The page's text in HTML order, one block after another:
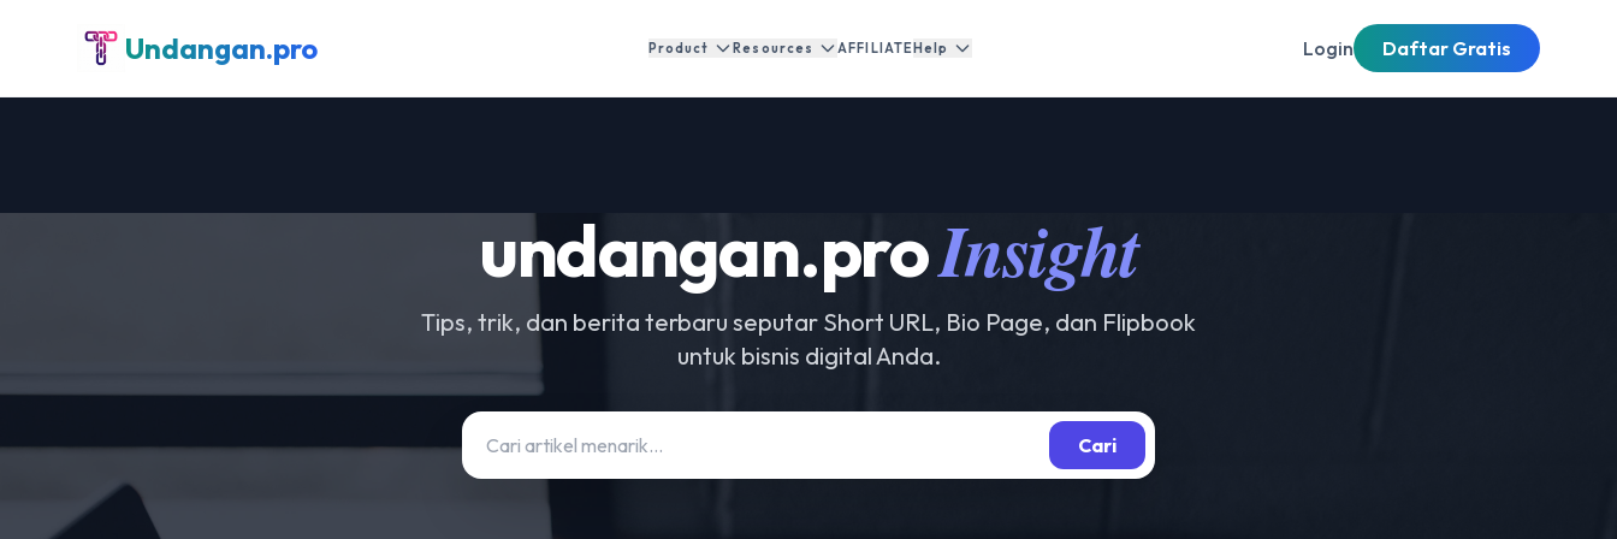
Undangan.pro Product Resources AFFILIATE Help Login Daftar Gratis
undangan.proInsight
Tips, trik, dan berita terbaru seputar Short URL, Bio Page, dan Flipbook
untuk bisnis digital Anda.
Cari